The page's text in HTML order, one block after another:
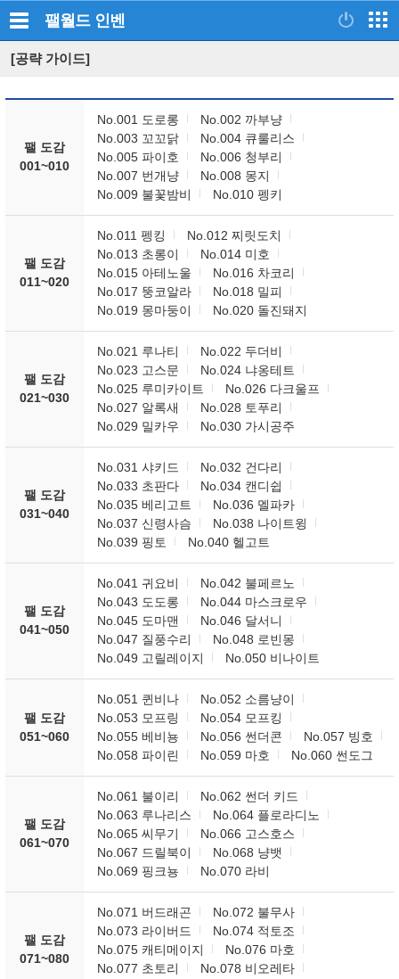
팰월드 인벤
[공략 가이드]
팰 도감
001~010
No.001 도로롱
No.002 까부냥
No.003 꼬꼬닭
No.004 큐룰리스
No.005 파이호
No.006 청부리
No.007 번개냥
No.008 몽지
No.009 불꽃밤비
No.010 펭키
팰 도감
011~020
No.011 펭킹
No.012 찌릿도치
No.013 초롱이
No.014 미호
No.015 아테노울
No.016 차코리
No.017 뚱코알라
No.018 밀피
No.019 몽마둥이
No.020 돌진돼지
팰 도감
021~030
No.021 루나티
No.022 두더비
No.023 고스문
No.024 냐옹테트
No.025 루미카이트
No.026 다크울프
No.027 알록새
No.028 토푸리
No.029 밀카우
No.030 가시공주
팰 도감
031~040
No.031 샤키드
No.032 건다리
No.033 초판다
No.034 캔디쉽
No.035 베리고트
No.036 멜파카
No.037 신령사슴
No.038 나이트윙
No.039 핑토
No.040 헬고트
팰 도감
041~050
No.041 귀요비
No.042 불페르노
No.043 도도롱
No.044 마스크로우
No.045 도마맨
No.046 달서니
No.047 질풍수리
No.048 로빈몽
No.049 고릴레이지
No.050 비나이트
팰 도감
051~060
No.051 퀸비나
No.052 소름냥이
No.053 모프링
No.054 모프킹
No.055 베비뇽
No.056 썬더콘
No.057 빙호
No.058 파이린
No.059 마호 No.060 썬도그
팰 도감
061~070
No.061 불이리
No.062 썬더 키드
No.063 루나리스
No.064 플로라디노
No.065 씨무기
No.066 고스호스
No.067 드릴북이
No.068 냥뱃
No.069 핑크뇽
No.070 라비
팰 도감
071~080
No.071 버드래곤
No.072 불무사
No.073 라이버드
No.074 적토조
No.075 캐티메이지
No.076 마호
No.077 초토리
No.078 비오레타